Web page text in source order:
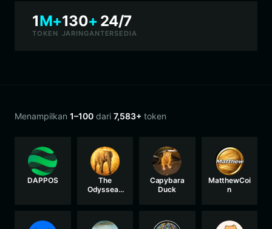
1M+
TOKEN
130+
JARINGAN
24/7
TERSEDIA
Menampilkan 1–100 dari 7,583+ token
DAPPOS
The
Odyssean
Capybara
Duck
MatthewCoi
n